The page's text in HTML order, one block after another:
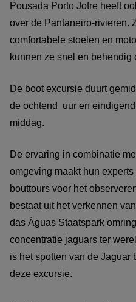
Pousada Porto Jofre heeft
over de Pantaneiro-rivieren.
comfortabele stoelen en
kunnen ze snel en behendig
De boot excursie duurt
de ochtend uur en
middag.
De ervaring in combinatie
omgeving maakt hun
bouttours voor het
bestaat uit het verkennen
das Águas Staatspark
concentratie jaguars ter
is het spotten van de
deze excursie.